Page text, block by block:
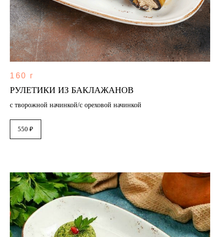
160 г
РУЛЕТИКИ ИЗ БАКЛАЖАНОВ
с творожной начинкой/с ореховой начинкой
550 ₽